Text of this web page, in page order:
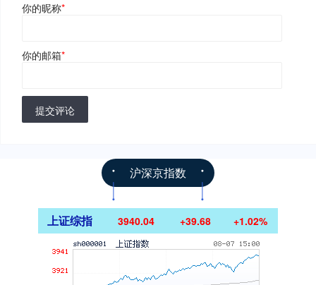
你的昵称*
你的邮箱*
提交评论
沪深京指数
上证综指 3940.04 +39.68 +1.02%